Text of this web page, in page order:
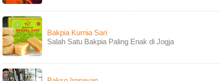
Bakpia Kurnia Sari
Salah Satu Bakpia Paling Enak di Jogja